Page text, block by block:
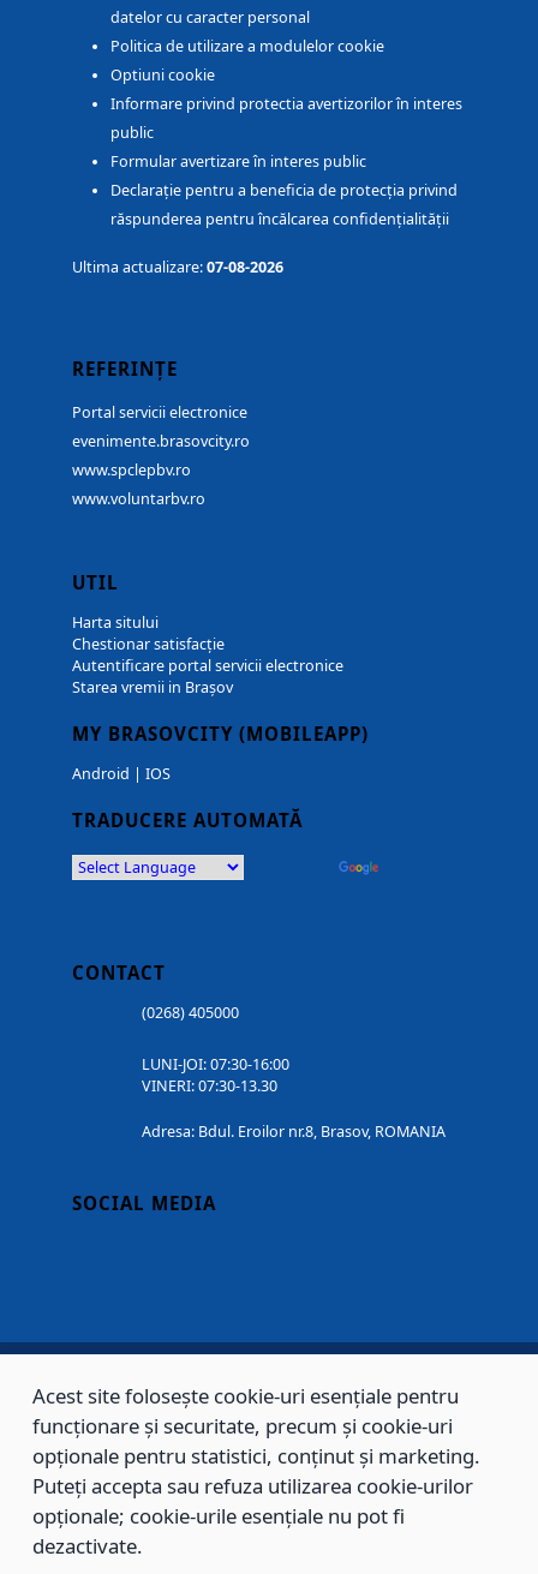
datelor cu caracter personal
Politica de utilizare a modulelor cookie
Optiuni cookie
Informare privind protectia avertizorilor în interes
public
Formular avertizare în interes public
Declarație pentru a beneficia de protecția privind
răspunderea pentru încălcarea confidențialității
Ultima actualizare:07-08-2026
REFERINȚE
Portal servicii electronice
evenimente.brasovcity.ro
www.spclepbv.ro
www.voluntarbv.ro
UTIL
Harta sitului
Chestionar satisfacție
Autentificare portal servicii electronice
Starea vremii in Brașov
MY BRASOVCITY (MOBILEAPP)
Android | IOS
TRADUCERE AUTOMATĂ
CONTACT
(0268) 405000
LUNI-JOI: 07:30-16:00
VINERI: 07:30-13.30
Adresa: Bdul. Eroilor nr.8, Brasov, ROMANIA
SOCIAL MEDIA
Copyright © 2002 - 2026 - PRIMĂRIA MUNICIPIULUI BRAȘOV, toate drepturile
rezervate.
Sitemap Contact
Acest site folosește cookie-uri esențiale pentru
funcționare și securitate, precum și cookie-uri
opționale pentru statistici, conținut și marketing.
Puteți accepta sau refuza utilizarea cookie-urilor
opționale; cookie-urile esențiale nu pot fi
dezactivate.